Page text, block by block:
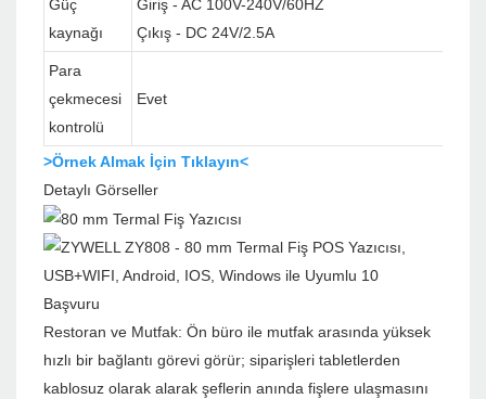
Güç
kaynağı
Giriş - AC 100V-240V/60HZ
Çıkış - DC 24V/2.5A
Para
çekmecesi
kontrolü
Evet
>Örnek Almak İçin Tıklayın<
Detaylı Görseller
Başvuru
Restoran ve Mutfak: Ön büro ile mutfak arasında yüksek
hızlı bir bağlantı görevi görür; siparişleri tabletlerden
kablosuz olarak alarak şeflerin anında fişlere ulaşmasını